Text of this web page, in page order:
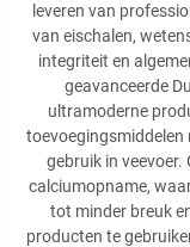
leveren van
van eischalen,
integriteit en
geavanceerde
ultramoderne
toevoegingsmiddelen
gebruik in veevoer.
calciumopname,
tot minder breuk
producten te